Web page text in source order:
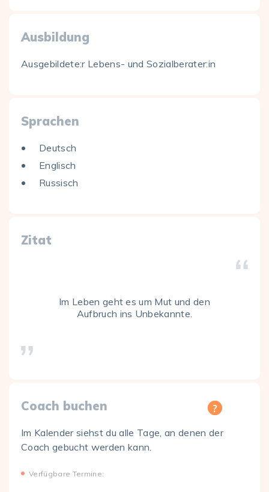
Coach buchen
Im Kalender siehst du alle Tage, an denen der
Coach gebucht werden kann.
Verfügbare Termine:
Ausbildung
Ausgebildete:r Lebens- und Sozialberater:in
Sprachen
Deutsch
Englisch
Russisch
Zitat
Im Leben geht es um Mut und den
Aufbruch ins Unbekannte.